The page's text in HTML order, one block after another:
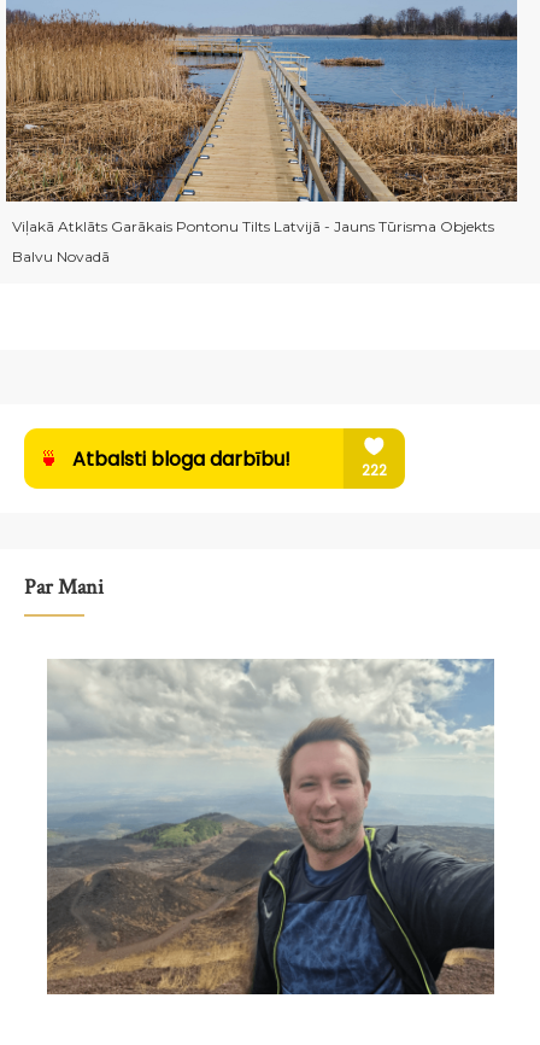
Viļakā Atklāts Garākais Pontonu Tilts Latvijā - Jauns Tūrisma Objekts
Balvu Novadā
Par Mani